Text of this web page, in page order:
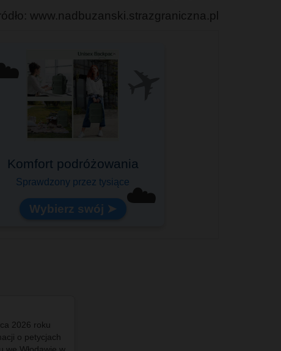
www.nadbuzanski.strazgraniczna.pl
☁️
Komfort podróżowania
Sprawdzony przez tysiące
Wybierz swój ➤
2026 roku
o petycjach
we Włodawie w